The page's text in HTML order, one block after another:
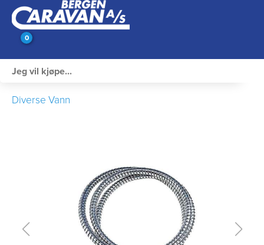
0
Rengjøring & Vedlikehold
Diverse Vann